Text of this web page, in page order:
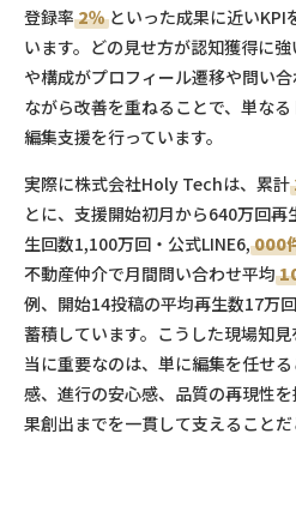
登録率 2％ といった成果に近いKPI
います。どの見せ方が認知獲得に
や構成がプロフィール遷移や問い
ながら改善を重ねることで、単な
編集支援を行っています。
実際に株式会社Holy Techは、累計
とに、支援開始初月から640万回
生回数1,100万回・公式LINE6, 000
不動産仲介で月間問い合わせ平均
例、開始14投稿の平均再生数17万
蓄積しています。こうした現場知
当に重要なのは、単に編集を任せ
感、進行の安心感、品質の再現性
果創出までを一貫して支えることだ